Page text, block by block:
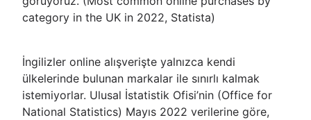
category in the UK in 2022, Statista)
İngilizler online alışverişte yalnızca kendi
ülkelerinde bulunan markalar ile sınırlı kalmak
istemiyorlar. Ulusal İstatistik Ofisi’nin (Office for
National Statistics) Mayıs 2022 verilerine göre,